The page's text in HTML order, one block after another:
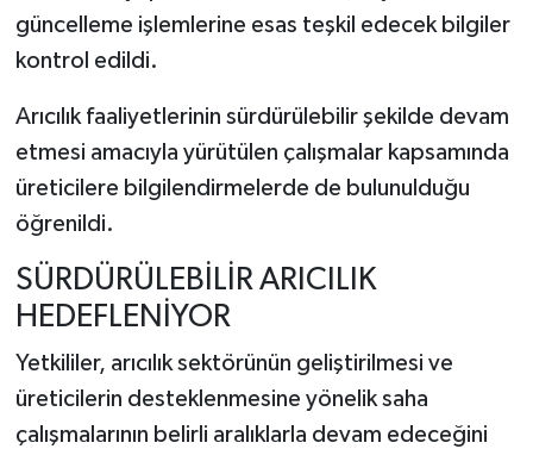
güncelleme işlemlerine esas teşkil edecek bilgiler
kontrol edildi.
Arıcılık faaliyetlerinin sürdürülebilir şekilde devam
etmesi amacıyla yürütülen çalışmalar kapsamında
üreticilere bilgilendirmelerde de bulunulduğu
öğrenildi.
SÜRDÜRÜLEBİLİR ARICILIK
HEDEFLENİYOR
Yetkililer, arıcılık sektörünün geliştirilmesi ve
üreticilerin desteklenmesine yönelik saha
çalışmalarının belirli aralıklarla devam edeceğini